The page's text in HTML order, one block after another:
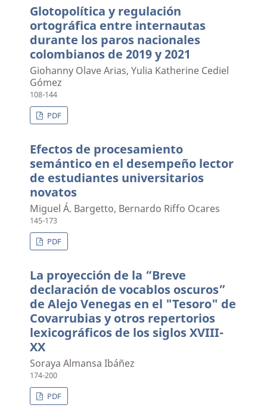
Glotopolítica y regulación
ortográfica entre internautas
durante los paros nacionales
colombianos de 2019 y 2021
Giohanny Olave Arias, Yulia Katherine Cediel
Gómez
108-144
PDF
Efectos de procesamiento
semántico en el desempeño lector
de estudiantes universitarios
novatos
Miguel Á. Bargetto, Bernardo Riffo Ocares
145-173
PDF
La proyección de la “Breve
declaración de vocablos oscuros”
de Alejo Venegas en el "Tesoro" de
Covarrubias y otros repertorios
lexicográficos de los siglos XVIII-
XX
Soraya Almansa Ibáñez
174-200
PDF